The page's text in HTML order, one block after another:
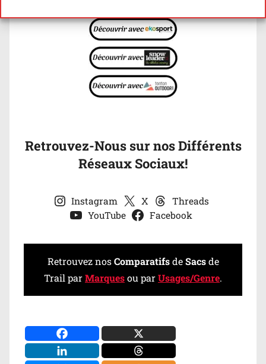
Retrouvez-Nous sur nos Différents
Réseaux Sociaux!
Instagram X
Threads
YouTube
Facebook
Retrouvez nosComparatifsdeSacsde
Trail parMarquesou parUsages/Genre.